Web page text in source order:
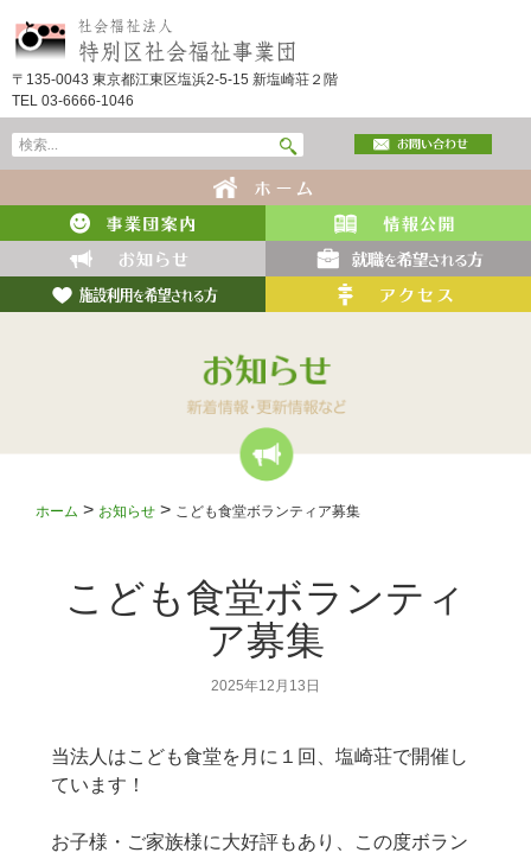
〒135-0043 東京都江東区塩浜2-5-15 新塩崎荘２階
TEL 03-6666-1046
検
索:
ン
テ
ホーム > お知らせ > こども食堂ボランティア募集
こども食堂ボランティ
ア募集
2025年12月13日
当法人はこども食堂を月に１回、塩崎荘で開催し
ています！
お子様・ご家族様に大好評もあり、この度ボラン